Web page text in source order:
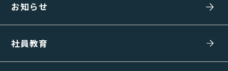
お知らせ
社員教育